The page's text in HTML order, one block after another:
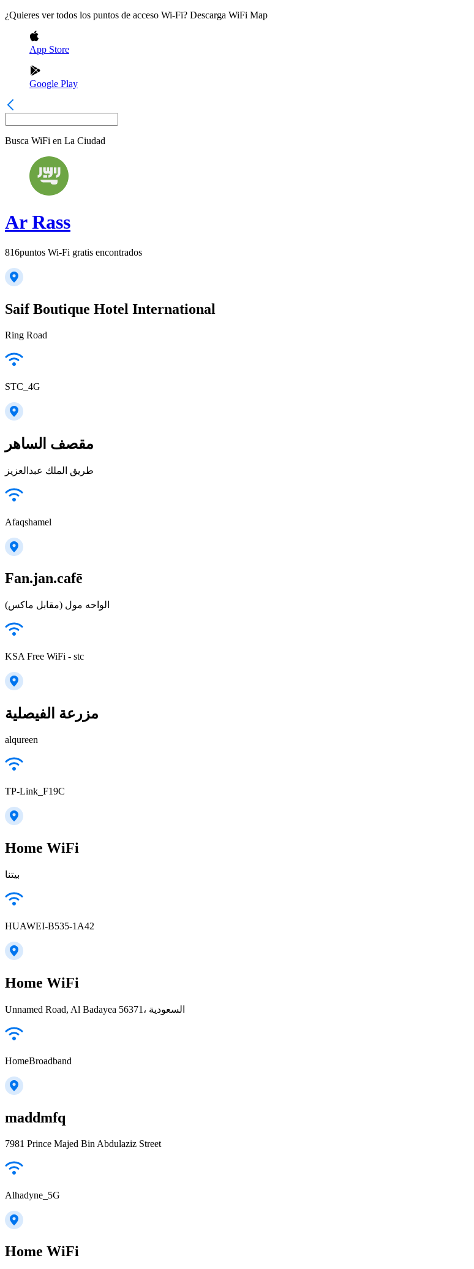
¿Quieres ver todos los puntos de acceso Wi-Fi? Descarga WiFi Map
App Store
Google Play
Busca WiFi en La Ciudad
Ar Rass
816puntos Wi-Fi gratis encontrados
Saif Boutique Hotel International
Ring Road
STC_4G
مقصف الساهر
طريق الملك عبدالعزيز
Afaqshamel
Fan.jan.cafē
الواحه مول (مقابل ماكس)
KSA Free WiFi - stc
مزرعة الفيصلية
alqureen
TP-Link_F19C
Home WiFi
بيتنا
HUAWEI-B535-1A42
Home WiFi
Unnamed Road, Al Badayea 56371، السعودية
HomeBroadband
maddmfq
7981 Prince Majed Bin Abdulaziz Street
Alhadyne_5G
Home WiFi